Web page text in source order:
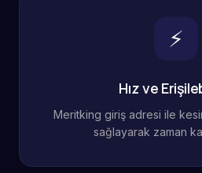
⚡
Hız ve
Meritking giriş adresi ile
sağlayarak zaman